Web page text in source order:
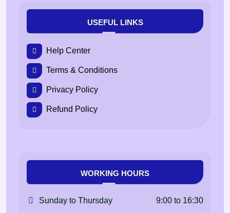
USEFUL LINKS
Help Center
Terms & Conditions
Privacy Policy
Refund Policy
WORKING HOURS
Sunday to Thursday 9:00 to 16:30